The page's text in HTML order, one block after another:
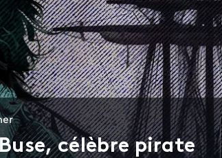
célèbre pirate